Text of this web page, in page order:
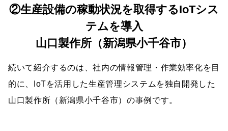
②生産設備の稼動状況を取得するIoTシス
テムを導入
山口製作所（新潟県小千谷市）
続いて紹介するのは、社内の情報管理・作業効率化を目
的に、IoTを活用した生産管理システムを独自開発した
山口製作所（新潟県小千谷市）の事例です。